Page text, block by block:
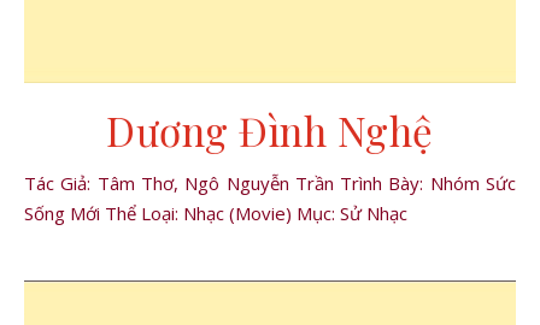
Dương Đình Nghệ
Tác Giả: Tâm Thơ, Ngô Nguyễn Trần Trình Bày: Nhóm Sức
Sống Mới Thể Loại: Nhạc (Movie) Mục: Sử Nhạc